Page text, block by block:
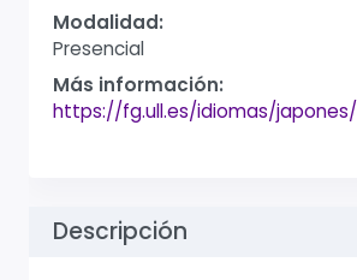
Modalidad:
Presencial
Más información:
https://fg.ull.es/idiomas/japones/
Descripción